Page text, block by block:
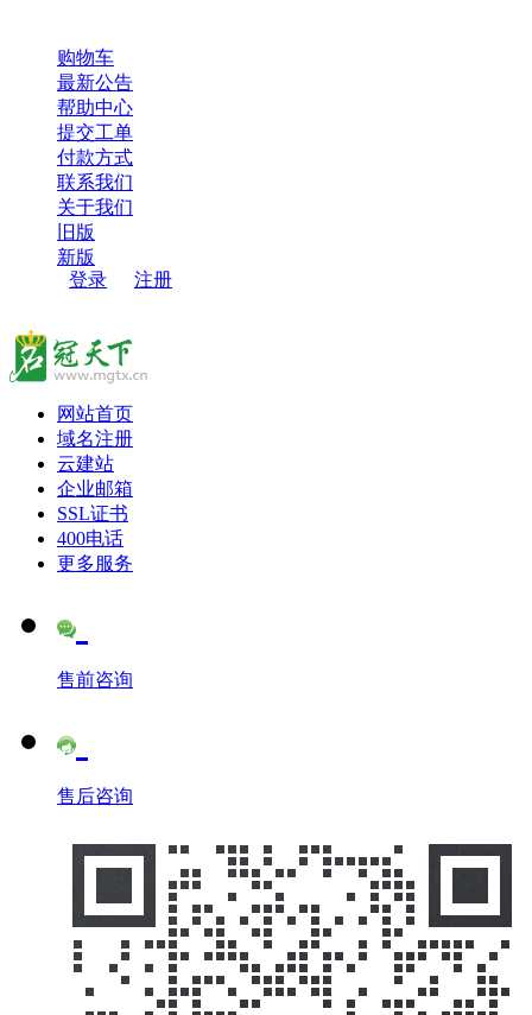
购物车
最新公告
帮助中心
提交工单
付款方式
联系我们
关于我们
旧版
新版
登录
注册
网站首页
域名注册
云建站
企业邮箱
SSL证书
400电话
更多服务
售前咨询
售后咨询